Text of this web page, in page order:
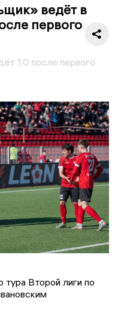
ведёт в
первого
1:0 после первого
Второй лиги по